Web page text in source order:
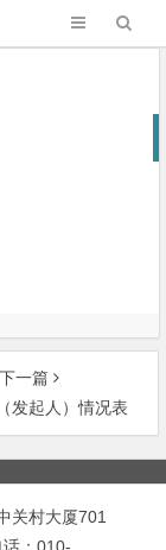
下一篇
发起人）情况表
关村大厦701